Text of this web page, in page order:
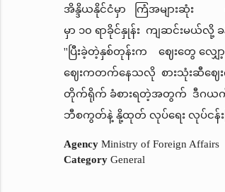
အိန္ဒိယနိုင်ငံမှာ ကြံအများဆုံး
မှာ ၁၀ ရာခိုင်နှုန်း ကျဆင်းမယ်လို့ ခ
''ပြီးခဲ့တဲ့နှစ်တုန်းက ဈေးတွေ လျှေ
ဈေးကတက်နေသလို စားသုံးဆီဈေး
တိုက်ရိုက် ခံစားရတဲ့အတွက် ဒီဂယက်ကို
ဘီစကွတ်နဲ့ နို့ထုတ် လုပ်ရေး လုပ်ငန်းဖ
AgencyMinistry of Foreign Affairs
CategoryGeneral